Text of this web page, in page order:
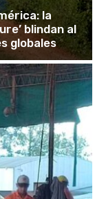
la
blindan al
globales